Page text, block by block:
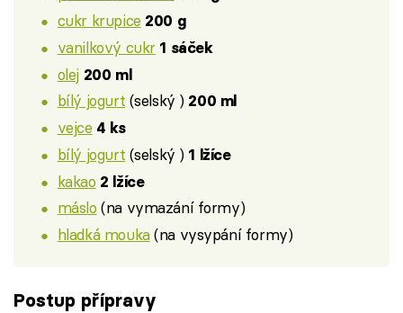
cukr krupice 200 g
vanilkový cukr 1 sáček
olej 200 ml
bílý jogurt (selský ) 200 ml
vejce 4 ks
bílý jogurt (selský ) 1 lžíce
kakao 2 lžíce
máslo (na vymazání formy)
hladká mouka(na vysypání formy)
Postup přípravy